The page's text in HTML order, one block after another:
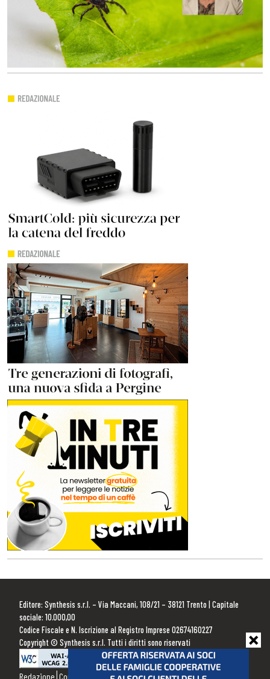
Editore: Synthesis s.r.l. – Via Maccani, 108/21 – 38121 Trento | Capitale
sociale: 10.000,00
Codice Fiscale e N. Iscrizione al Registro Imprese 02674160227
Copyright © Synthesis s.r.l. Tutti i diritti sono riservati
Redazione Contattaci Pubblicità Privacy Policy Cookie Policy